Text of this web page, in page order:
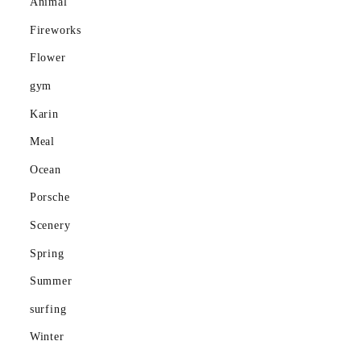
Fireworks
Flower
gym
Karin
Meal
Ocean
Porsche
Scenery
Spring
Summer
surfing
Winter